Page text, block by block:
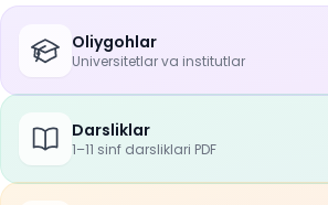
Oliygohlar
Universitetlar va institutlar
Darsliklar
1–11 sinf darsliklari PDF